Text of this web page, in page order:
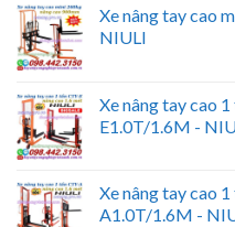
Xe nâng tay cao
NIULI
Xe nâng tay cao
E1.0T/1.6M -
Xe nâng tay cao
A1.0T/1.6M -